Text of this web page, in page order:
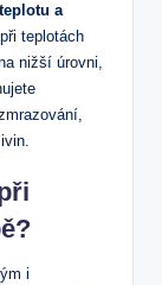
a
⁤teplotách
nižší úrovni,
i